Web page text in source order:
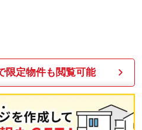
限定物件も閲覧可能